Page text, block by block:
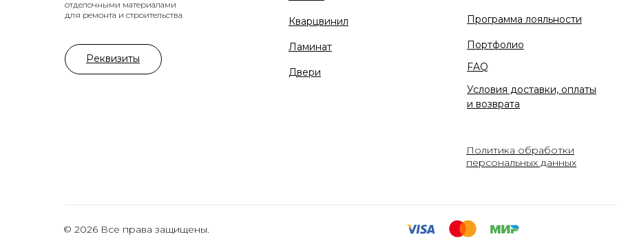
© 2026 Все права защищены.
Политика обработки
персональных данных
отделочными материалами
для ремонта и строительства
Кварцвинил
Ламинат
Программа лояльности
Двери
Портфолио
Условия доставки, оплаты
и возврата
FAQ
Реквизиты